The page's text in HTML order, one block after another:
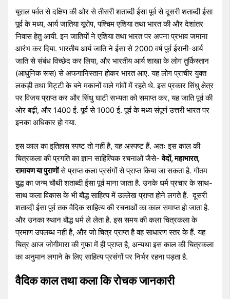
यूराल पर्वत से दक्षिण की ओर से तीसरी शताब्दी ईसा पूर्व से दूसरी शताब्दी ईसा
पूर्व के मध्य, आर्य जातिया यूरोप, पश्चिम एशिया तथा भारत की और देशांतर
निवास हेतु आयी. इन जातियों ने एशिया तथा भारत पर अपना प्रभाव जमाना
आरंभ कर दिया. भारतीय आर्य जाति ने ईसा से 2000 वर्ष पूर्व ईरानी-आर्य
जाति से संबंध विच्छेद कर लिया, और भारतीय आर्य शाखा के लोग तुर्किस्तान
(आधुनिक रूस) से अफगानिस्तान होकर भारत आए. यह लोग प्राचीर युक्त
लकड़ी तथा मिट्टी के बने मकानों वाले गांवों में रहते थे. इस प्रकार सिंधु क्षेत्र
पर विजय प्राप्त कर और सिंधु घाटी सभ्यता को समाप्त कर, यह जाति पूर्व की
ओर बढ़ी, और 1400 ई. पूर्व से 1000 ई. पूर्व के मध्य संपूर्ण उत्तरी भारत पर
इनका अधिकार हो गया.
इस काल का इतिहास स्पष्ट तो नहीं है, यह अस्पष्ट हैं. अतः इस काल की
चित्रकला की प्रगति का ज्ञान साहित्यिक रचनाओं जैसे-वेदों, महाभारत,
रामायण या पुराणोंसे प्राप्त कला प्रसंगों से प्राप्त किया जा सकता है. गौतम
बुद्ध का जन्म चौथी शताब्दी ईसा पूर्व माना जाता है. उनके धर्म प्रचार के साथ-
साथ कला विकास के भी बौद्ध साहित्य में उल्लेख प्राप्त होने लगते हैं. दूसरी
शताब्दी ईसा पूर्व तक वैदिक साहित्य की रचनाओं का काल समाप्त हो जाता है.
और उनका स्थान बौद्ध धर्म ले लेता है. इस समय की कला चित्रकला के
प्रमाण उपलब्ध नहीं है, और जो चित्र प्राप्त है वह साधारण स्तर के हैं. यह
चित्र आज जोगीमारा की गुफा में ही प्राप्त है, अन्यथा इस काल की चित्रकला
का अनुमान लगाने के लिए साहित्य प्रसंगों पर निर्भर रहना पड़ता है.
वैदिक काल तथा कला कि रोचक जानकारी